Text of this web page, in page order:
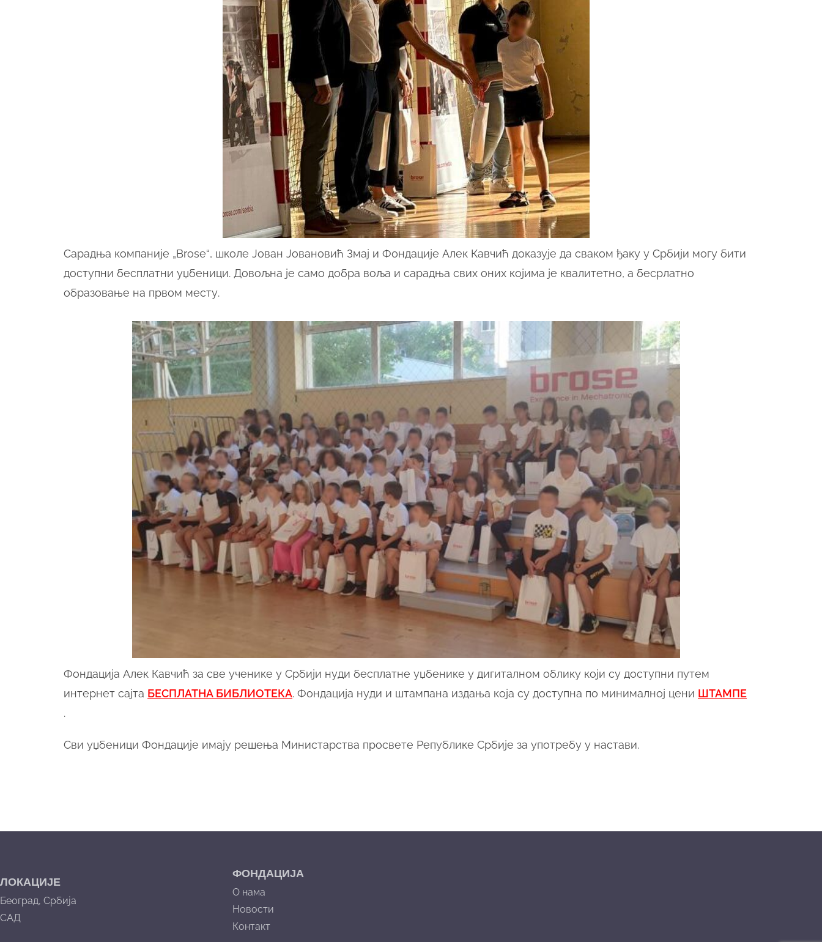
Сарадња компаније „Brose“, школе Јован Јовановић Змај и Фондације Алек Кавчић доказује да сваком ђаку у Србији могу бити
доступни бесплатни уџбеници. Довољна је само добра воља и сарадња свих оних којима је квалитетно, а бесpлатно
образовање на првом месту.
Фондација Алек Кавчић за све ученике у Србији нуди бесплатне уџбенике у дигиталном облику који су доступни путем
интернет сајта БЕСПЛАТНА БИБЛИОТЕКА. Фондација нуди и штампана издања која су доступна по минималној цени ШТАМПЕ
.
Сви уџбеници Фондације имају решења Министарства просвете Републике Србије за употребу у настави.
ЛОКАЦИЈЕ
Београд, Србија
САД
ФОНДАЦИЈА
О нама
Новости
Контакт